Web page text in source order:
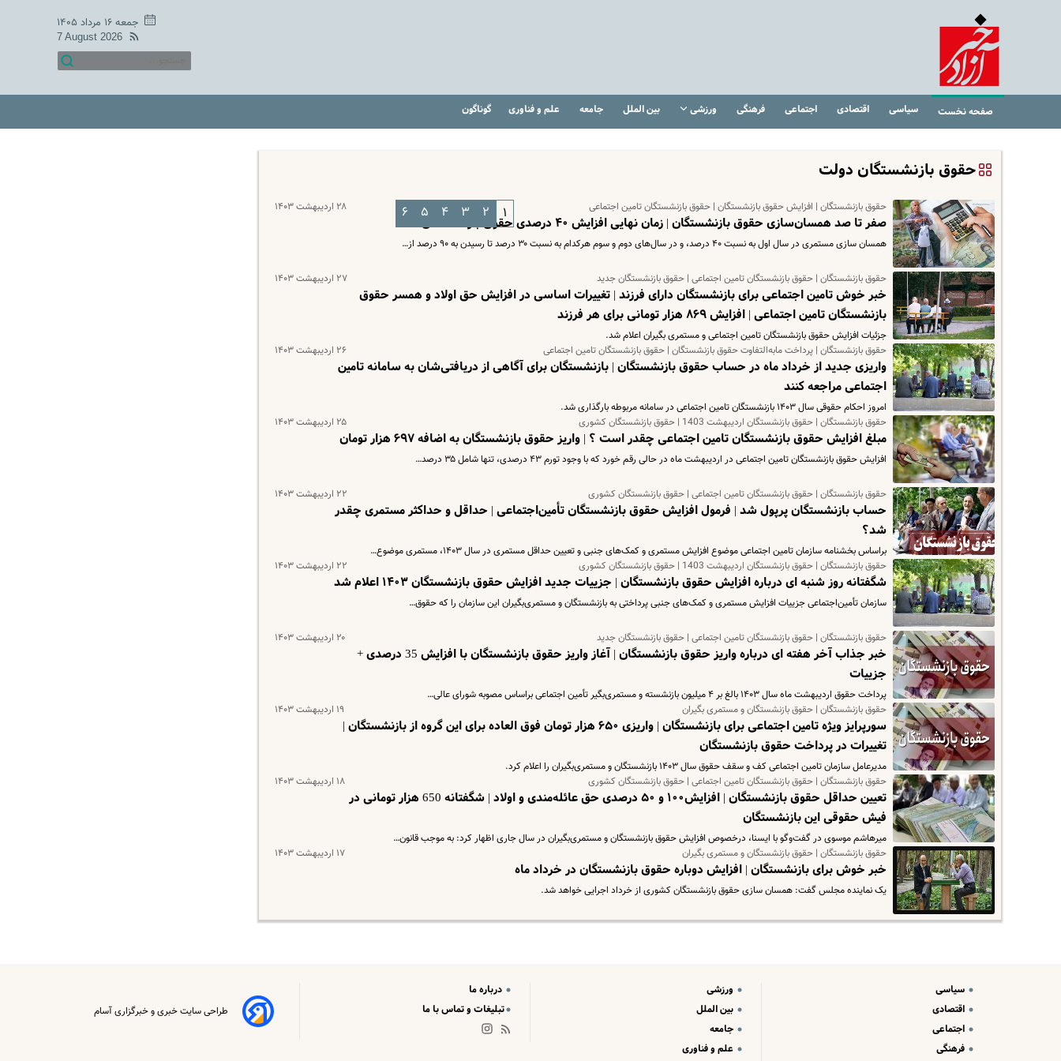
جمعه ۱۶ مرداد ۱۴۰۵
7 August 2026
صفحه نخست سیاسی اقتصادی اجتماعی فرهنگی ورزشی بین الملل جامعه علم و فناوری گوناگون
حقوق بازنشستگان دولت
حقوق بازنشستگان | افزایش حقوق بازنشستگان | حقوق بازنشستگان تامین اجتماعی ۲۸ اردیبهشت ۱۴۰۳
صفر تا صد همسان‌سازی حقوق بازنشستگان | زمان نهایی افزایش ۴۰ درصدی حقوق بازنشستگان
همسان سازی مستمری در سال اول به نسبت ۴۰ درصد، و در سال‌های دوم و سوم هرکدام به نسبت ۳۰ درصد تا رسیدن به ۹۰ درصد از…
حقوق بازنشستگان | حقوق بازنشستگان تامین اجتماعی | حقوق بازنشستگان جدید ۲۷ اردیبهشت ۱۴۰۳
خبر خوش تامین اجتماعی برای بازنشستگان دارای فرزند | تغییرات اساسی در افزایش حق اولاد و همسر حقوق
بازنشستگان تامین اجتماعی | افزایش ۸۶۹ هزار تومانی برای هر فرزند
جزئیات افزایش حقوق بازنشستگان تامین اجتماعی و مستمری بگیران اعلام شد.
حقوق بازنشستگان | پرداخت مابه‌التفاوت حقوق بازنشستگان | حقوق بازنشستگان تامین اجتماعی
۲۶ اردیبهشت ۱۴۰۳
واریزی جدید از خرداد ماه در حساب حقوق بازنشستگان | بازنشستگان برای آگاهی از دریافتی‌شان به سامانه تامین
اجتماعی مراجعه کنند
امروز احکام حقوقی سال ١۴٠٣ بازنشستگان تامین اجتماعی در سامانه مربوطه بارگذاری شد.
حقوق بازنشستگان | حقوق بازنشستگان اردیبهشت 1403 | حقوق بازنشستگان کشوری
۲۵ اردیبهشت ۱۴۰۳
مبلغ افزایش حقوق بازنشستگان تامین اجتماعی چقدر است ؟ | واریز حقوق بازنشستگان به اضافه ۶۹۷ هزار تومان
افزایش حقوق بازنشستگان تامین اجتماعی در اردیبهشت ماه در حالی رقم خورد که با وجود تورم ۴۳ درصدی، تنها شامل ۳۵ درصد…
حقوق بازنشستگان | حقوق بازنشستگان تامین اجتماعی | حقوق بازنشستگان کشوری ۲۲ اردیبهشت ۱۴۰۳
حساب بازنشستگان پرپول شد | فرمول افزایش حقوق بازنشستگان تأمین‌اجتماعی | حداقل و حداکثر مستمری چقدر
شد؟
براساس بخشنامه سازمان تامین اجتماعی موضوع افزایش مستمری و کمک‌های جنبی و تعیین حداقل مستمری در سال ۱۴۰۳، مستمری موضوع…
حقوق بازنشستگان | حقوق بازنشستگان اردیبهشت 1403 | حقوق بازنشستگان کشوری
۲۲ اردیبهشت ۱۴۰۳
شگفتانه روز شنبه ای درباره افزایش حقوق بازنشستگان | جزییات جدید افزایش حقوق بازنشستگان ۱۴۰۳ اعلام شد
سازمان تأمین‌اجتماعی جزییات افزایش مستمری و کمک‌های جنبی پرداختی به بازنشستگان و مستمری‌بگیران این سازمان را که حقوق…
حقوق بازنشستگان | حقوق بازنشستگان تامین اجتماعی | حقوق بازنشستگان جدید ۲۰ اردیبهشت ۱۴۰۳
خبر جذاب آخر هفته ای درباره واریز حقوق بازنشستگان | آغاز واریز حقوق بازنشستگان با افزایش 35 درصدی +
جزییات
پرداخت حقوق اردیبهشت ماه سال ۱۴۰۳ بالغ بر ۴‌ میلیون بازنشسته و مستمری‌بگیر تأمین اجتماعی براساس مصوبه شورای عالی…
حقوق بازنشستگان | حقوق بازنشستگان و مستمری بگیران
۱۹ اردیبهشت ۱۴۰۳
سورپرایز ویژه تامین اجتماعی برای بازنشستگان | واریزی ۶۵۰ هزار تومان فوق العاده برای این گروه از بازنشستگان |
تغییرات در پرداخت حقوق بازنشستگان
مدیرعامل سازمان تامین اجتماعی کف و سقف حقوق سال ۱۴۰۳ بازنشستگان و مستمری‌بگیران را اعلام کرد.
حقوق بازنشستگان | حقوق بازنشستگان تامین اجتماعی | حقوق بازنشستگان کشوری
۱۸ اردیبهشت ۱۴۰۳
تعیین حداقل حقوق بازنشستگان | افزایش۱۰۰ و ۵۰ درصدی حق عائله‌مندی و اولاد | شگفتانه 650 هزار تومانی در
فیش حقوقی این بازنشستگان
میرهاشم موسوی در گفت‌وگو با ایسنا، درخصوص افزایش حقوق بازنشستگان و مستمری‌بگیران در سال جاری اظهار کرد: به موجب قانون…
حقوق بازنشستگان | حقوق بازنشستگان و مستمری بگیران
۱۷ اردیبهشت ۱۴۰۳
خبر خوش برای بازنشستگان | افزایش دوباره حقوق بازنشستگان در خرداد ماه
یک نماینده مجلس گفت: همسان سازی حقوق بازنشستگان کشوری از خرداد اجرایی خواهد شد.
۱ ۲ ۳ ۴ ۵ ۶
سیاسی
اقتصادی
اجتماعی
فرهنگی
ورزشی
بین الملل
جامعه
علم و فناوری
درباره ما
تبلیغات و تماس با ما
طراحی سایت خبری و خبرگزاری آسام